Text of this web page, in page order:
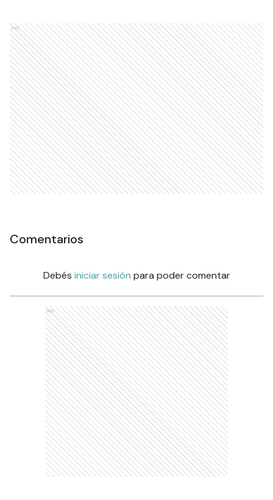
Ads
Comentarios
Debés iniciar sesión para poder comentar
Ads